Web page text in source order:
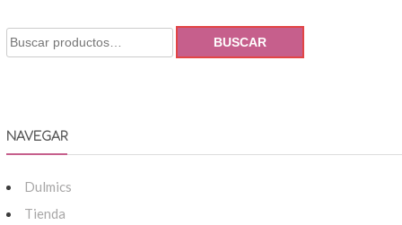
BUSCAR
NAVEGAR
Dulmics
Tienda